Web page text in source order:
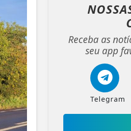
Receba as
seu app
Telegram